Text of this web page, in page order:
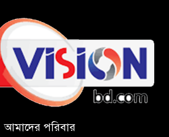
দিবস উপলক্ষ্যে আলোচনা সভা ও
সংবর্ধনা অনুষ্ঠান অনুষ্ঠিত
গণভোটের রায় জুলাই সনদ
বাস্তবায়নের আহ্বান,ইসলামপুরে
জামায়াতের গণমিছিল ও সমাবেশ
আমাদের পরিবার